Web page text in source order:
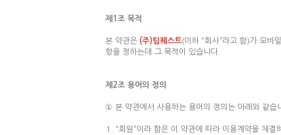
제1조 목적
본 약관은 (주)팀퀘스트(이하 “회사”라고 함)가 모바
항을 정하는데 그 목적이 있습니다.
제2조 용어의 정의
① 본 약관에서 사용하는 용어의 정의는 아래와 같습
“회원”이라 함은 이 약관에 따라 이용계약을 체